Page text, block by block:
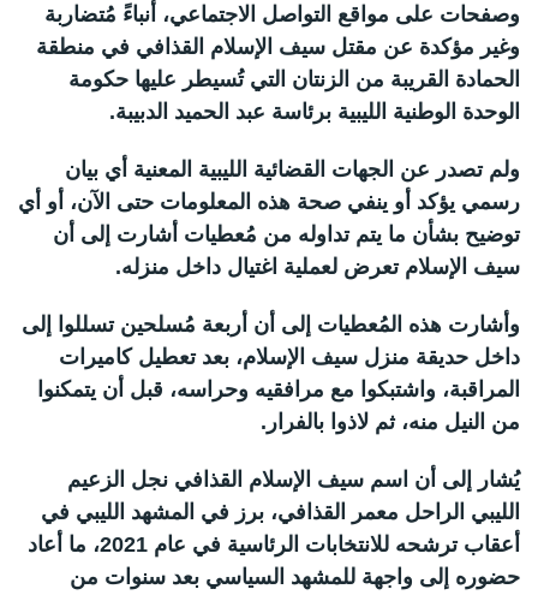
وصفحات على مواقع التواصل الاجتماعي، أنباءً مُتضاربة
وغير مؤكدة عن مقتل سيف الإسلام القذافي في منطقة
الحمادة القريبة من الزنتان التي تُسيطر عليها حكومة
الوحدة الوطنية الليبية برئاسة عبد الحميد الدبيبة.
ولم تصدر عن الجهات القضائية الليبية المعنية أي بيان
رسمي يؤكد أو ينفي صحة هذه المعلومات حتى الآن، أو أي
توضيح بشأن ما يتم تداوله من مُعطيات أشارت إلى أن
سيف الإسلام تعرض لعملية اغتيال داخل منزله.
وأشارت هذه المُعطيات إلى أن أربعة مُسلحين تسللوا إلى
داخل حديقة منزل سيف الإسلام، بعد تعطيل كاميرات
المراقبة، واشتبكوا مع مرافقيه وحراسه، قبل أن يتمكنوا
من النيل منه، ثم لاذوا بالفرار.
يُشار إلى أن اسم سيف الإسلام القذافي نجل الزعيم
الليبي الراحل معمر القذافي، برز في المشهد الليبي في
أعقاب ترشحه للانتخابات الرئاسية في عام 2021، ما أعاد
حضوره إلى واجهة للمشهد السياسي بعد سنوات من